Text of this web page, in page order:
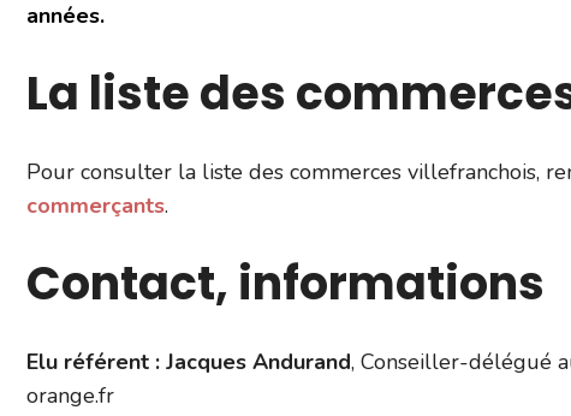
années.
La liste des
Pour consulter la liste des commerces villefranchois,
commerçants.
Contact, informations
Elu référent : Jacques Andurand, Conseiller-délégué
orange.fr